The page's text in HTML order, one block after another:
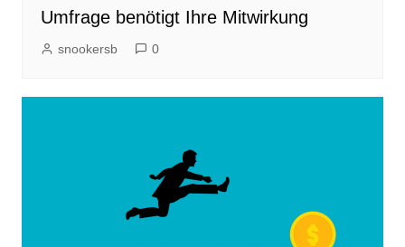
Umfrage benötigt Ihre Mitwirkung
snookersb 0